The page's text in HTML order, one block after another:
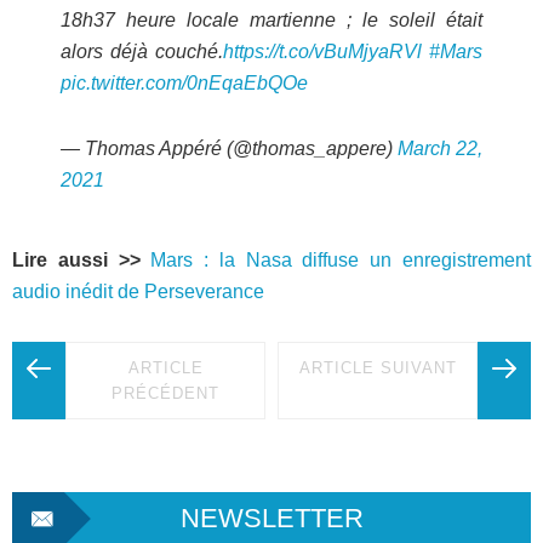
18h37 heure locale martienne ; le soleil était
alors déjà couché.https://t.co/vBuMjyaRVl #Mars
pic.twitter.com/0nEqaEbQOe
— Thomas Appéré (@thomas_appere) March 22,
2021
Lire aussi >>
Mars : la Nasa diffuse un enregistrement
audio inédit de Perseverance
ARTICLE
PRÉCÉDENT
ARTICLE SUIVANT
NEWSLETTER